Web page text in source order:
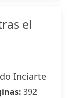
el
Inciarte
392